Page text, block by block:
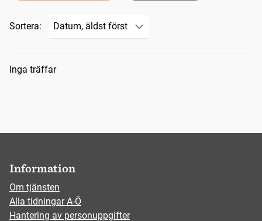
Sortera:
Sökresultat
Inga träffar
Information
Om tjänsten
Alla tidningar A-Ö
Hantering av personuppgifter